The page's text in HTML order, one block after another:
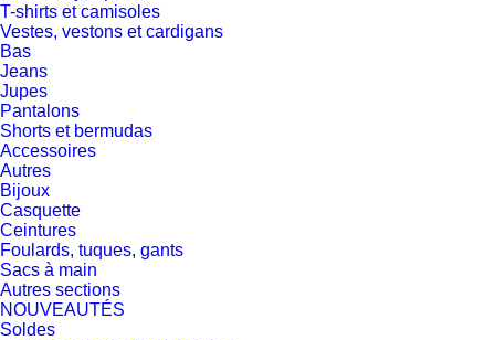
T-shirts et camisoles
Vestes, vestons et cardigans
Bas
Jeans
Jupes
Pantalons
Shorts et bermudas
Accessoires
Autres
Bijoux
Casquette
Ceintures
Foulards, tuques, gants
Sacs à main
Autres sections
NOUVEAUTÉS
Soldes